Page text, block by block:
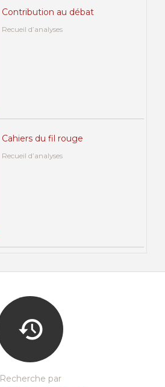
Contribution au débat
Recueil d’analyses
Cahiers du fil rouge
Recueil d’analyses
Recherche par